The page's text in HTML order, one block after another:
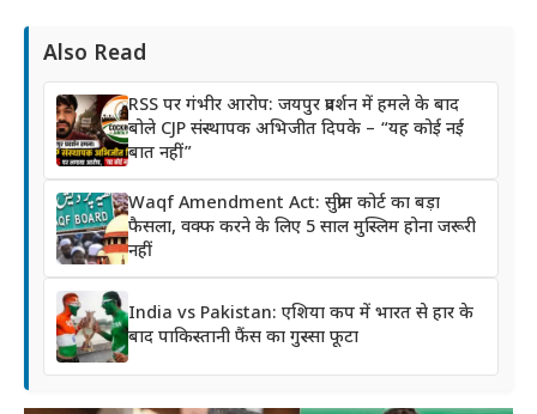
Also Read
RSS पर गंभीर आरोप: जयपुर प्रदर्शन में हमले के बाद
बोले CJP संस्थापक अभिजीत दिपके – “यह कोई नई
बात नहीं”
Waqf Amendment Act: सुप्रीम कोर्ट का बड़ा
फैसला, वक्फ करने के लिए 5 साल मुस्लिम होना जरूरी
नहीं
India vs Pakistan: एशिया कप में भारत से हार के
बाद पाकिस्तानी फैंस का गुस्सा फूटा